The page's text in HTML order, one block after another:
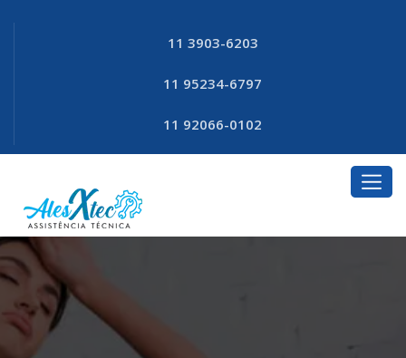
11 3903-6203
11 95234-6797
11 92066-0102